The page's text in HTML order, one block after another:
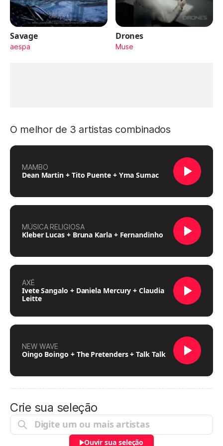
Savage
aespa
Drones
Muse
O melhor de 3 artistas combinados
MAMBO
Dean Martin + Tito Puente + Yma Sumac
MÚSICA RELIGIOSA
Kleber Lucas + Bruna Karla + Fernandinho
AXÉ
Ivete Sangalo + Daniela Mercury + Claudia
Leitte
NEW WAVE
Oingo Boingo + The Pretenders + Talk Talk
Crie sua seleção
Ouvir sua seleção